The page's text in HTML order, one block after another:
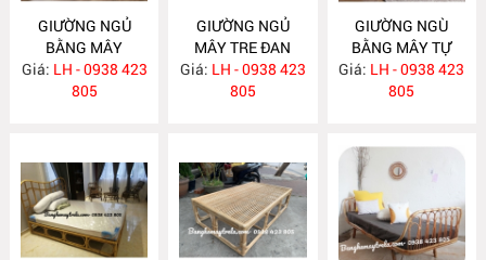
GIƯỜNG NGỦ
BẰNG MÂY
MA512
Giá: LH - 0938 423
805
GIƯỜNG NGỦ
MÂY TRE ĐAN
MA511
Giá: LH - 0938 423
805
GIƯỜNG NGÙ
BẰNG MÂY TỰ
NHIÊN MA510
Giá: LH - 0938 423
805